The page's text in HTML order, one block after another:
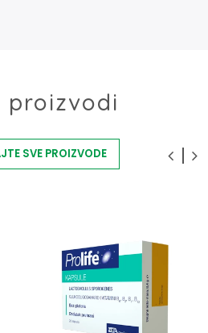
proizvodi
SVE PROIZVODE